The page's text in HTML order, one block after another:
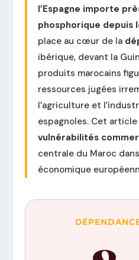
l’Espagne importe
phosphorique depuis
place au cœur de la
ibérique, devant la
produits marocains
ressources jugées
l’agriculture et
espagnoles. Cet article
vulnérabilités
centrale du Maroc
économique